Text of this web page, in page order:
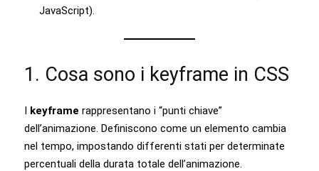
JavaScript).
1. Cosa sono i keyframe in CSS
I keyframe rappresentano i “punti chiave”
dell’animazione. Definiscono come un elemento cambia
nel tempo, impostando differenti stati per determinate
percentuali della durata totale dell’animazione.